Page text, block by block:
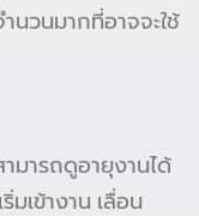
นวนมากที่อาจจะใช้
ารถดูอายุงานได้
เข้างาน เลื่อน